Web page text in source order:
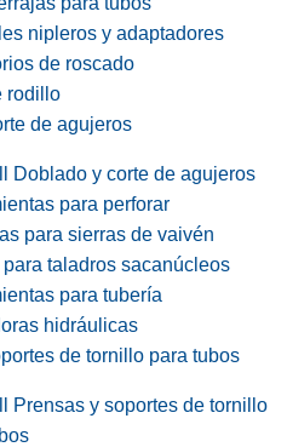
nipleros y adaptadores
de roscado
rodillo
de agujeros
Doblado y corte de agujeros
para perforar
para sierras de vaivén
para taladros sacanúcleos
para tubería
hidráulicas
de tornillo para tubos
Prensas y soportes de tornillo